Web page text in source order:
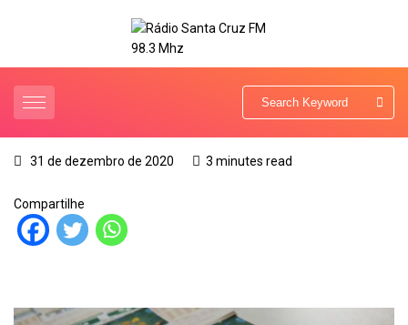
31 de dezembro de 2020 3 minutes read
Compartilhe